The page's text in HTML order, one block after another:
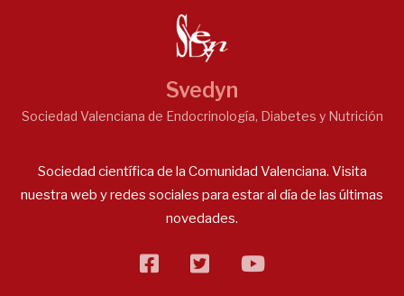
Svedyn
Sociedad Valenciana de Endocrinología, Diabetes y Nutrición
Sociedad científica de la Comunidad Valenciana. Visita
nuestra web y redes sociales para estar al día de las últimas
novedades.
facebooktwitterflickr